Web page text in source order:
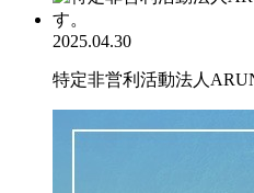
2025.04.30
特定非営利活動法人